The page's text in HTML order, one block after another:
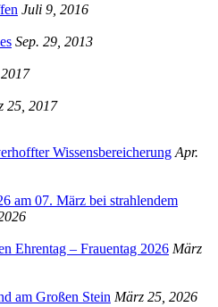
Juli 9, 2016
Sep. 29, 2013
25, 2017
Wissensbereicherung Apr.
am 07. März bei strahlendem
Ehrentag – Frauentag 2026 März
am Großen Stein März 25, 2026